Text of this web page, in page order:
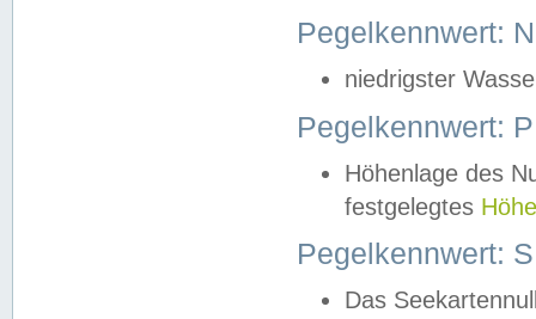
Pegelkennwert:
niedrigster
Pegelkennwert:
Höhenlage des
festgelegtes
Pegelkennwert:
Das